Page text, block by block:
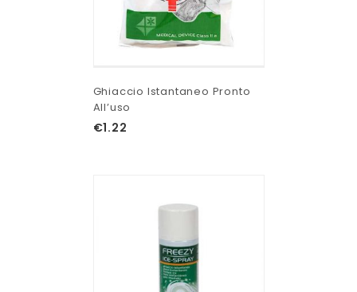
Ghiaccio Istantaneo Pronto
All’uso
€1.22